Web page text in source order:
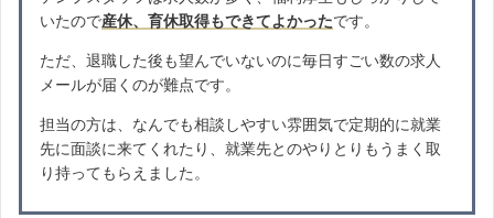
いたので産休、育休取得もできてよかったです。
ただ、退職した後も望んでいないのに毎日すごい数の求人
メールが届くのが難点です。
担当の方は、なんでも相談しやすい雰囲気で定期的に就業
先に面談に来てくれたり、就業先とのやりとりもうまく取
り持ってもらえました。